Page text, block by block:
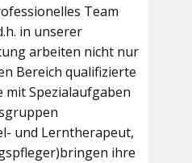
Team
in unserer
arbeiten nicht nur
Bereich qualifizierte
mit Spezialaufgaben
und Lerntherapeut,
ihre